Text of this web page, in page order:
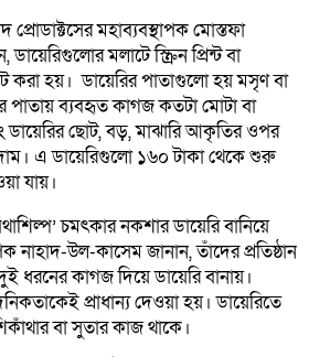
মহাব্যবস্থাপক মোস্তফা
মলাটে স্ক্রিন প্রিন্ট বা
করা হয়। ডায়েরির পাতাগুলো হয় মসৃণ বা
ব্যবহৃত কাগজ কতটা মোটা বা
ছোট, বড়, মাঝারি আকৃতির ওপর
এ ডায়েরিগুলো ১৬০ টাকা থেকে শুরু
যায়।
চমৎকার নকশার ডায়েরি বানিয়ে
নাহাদ-উল-কাসেম জানান, তাঁদের প্রতিষ্ঠান
ধরনের কাগজ দিয়ে ডায়েরি বানায়।
প্রাধান্য দেওয়া হয়। ডায়েরিতে
বা সুতার কাজ থাকে।